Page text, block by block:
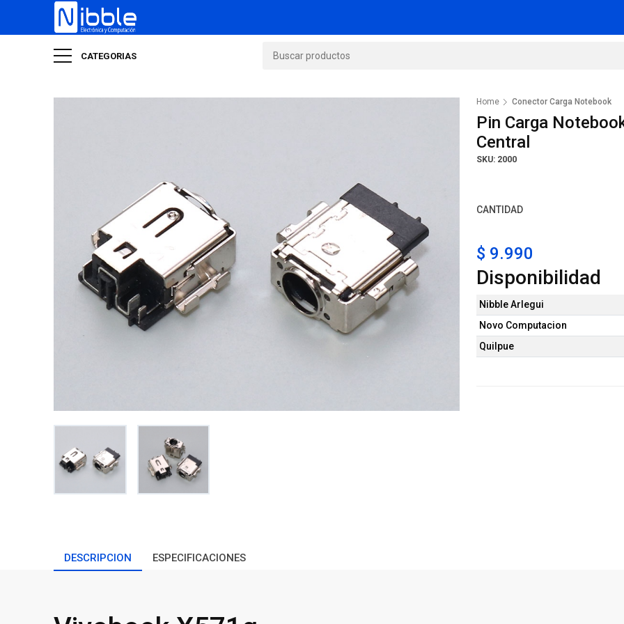
CATEGORIAS
Home Conector Carga Notebook
Pin Carga
Central
SKU: 2000
CANTIDAD
$ 9.990
Disponibilidad
Nibble Arlegui
Novo Computacion
Quilpue
DESCRIPCION ESPECIFICACIONES